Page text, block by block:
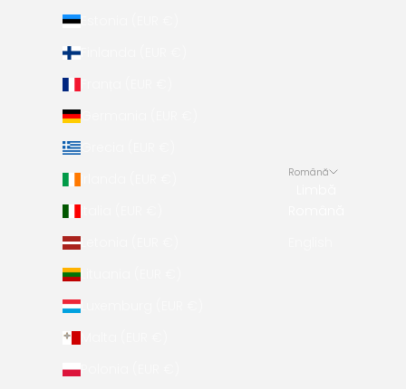
Estonia (EUR €)
Finlanda (EUR €)
Germania (EUR €)
Grecia (EUR €)
Letonia (EUR €)
Lituania (EUR €)
Luxemburg (EUR €)
Polonia (EUR €)
Română